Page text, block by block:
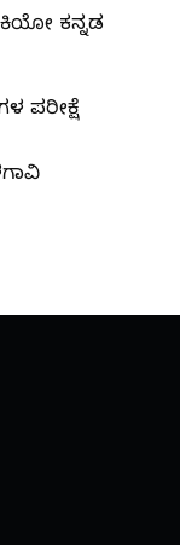
ಕನ್ನಡ
ಪರೀಕ್ಷೆ